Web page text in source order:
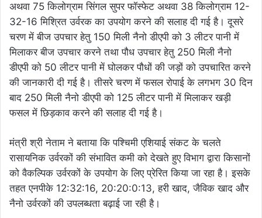
अथवा 75 किलोग्राम सिंगल सुपर फॉस्फेट अथवा 38 किलोग्राम 12-
32-16 मिश्रित उर्वरक का उपयोग करने की सलाह दी गई है। दूसरे
चरण में बीज उपचार हेतु 150 मिली नैनो डीएपी को 3 लीटर पानी में
मिलाकर बीज उपचार करने तथा पौध उपचार हेतु 250 मिली नैनो
डीएपी को 50 लीटर पानी में घोलकर पौधों की जड़ों को उपचारित करने
की जानकारी दी गई है। तीसरे चरण में फसल रोपाई के लगभग 30 दिन
बाद 250 मिली नैनो डीएपी को 125 लीटर पानी में मिलाकर खड़ी
फसल में छिड़काव करने की सलाह दी गई है।
मंत्री श्री नेताम ने बताया कि पश्चिमी एशियाई संकट के चलते
रासायनिक उर्वरकों की संभावित कमी को देखते हुए विभाग द्वारा किसानों
को वैकल्पिक उर्वरकों के उपयोग के लिए प्रेरित किया जा रहा है। इसके
तहत एनपीके 12:32:16, 20:20:0:13, हरी खाद, जैविक खाद और
नैनो उर्वरकों की उपलब्धता बढ़ाई जा रही है।